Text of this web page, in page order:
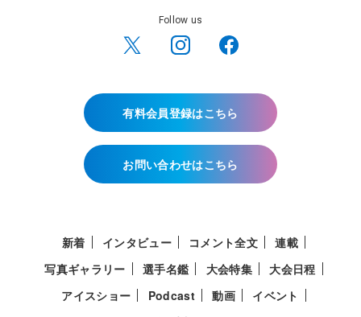
Follow us
有料会員登録はこちら
お問い合わせはこちら
新着 インタビュー コメント全文
連載
写真ギャラリー
選手名鑑 大会特集
大会日程
アイスショー
Podcast 動画
イベント